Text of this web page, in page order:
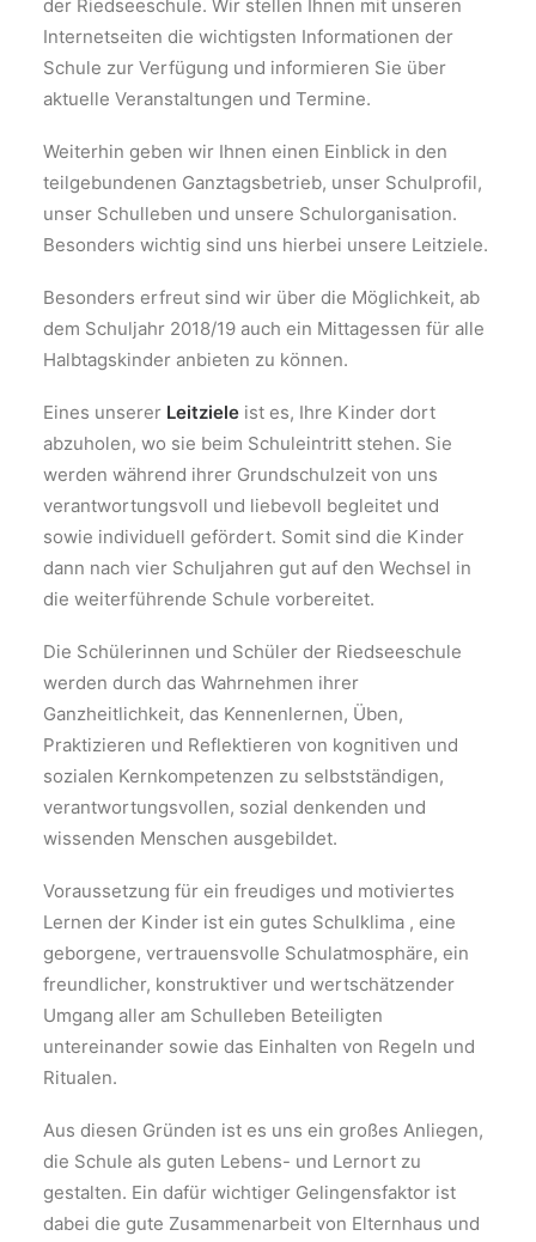
der Riedseeschule. Wir stellen Ihnen mit unseren
Internetseiten die wichtigsten Informationen der
Schule zur Verfügung und informieren Sie über
aktuelle Veranstaltungen und Termine.
Weiterhin geben wir Ihnen einen Einblick in den
teilgebundenen Ganztagsbetrieb, unser Schulprofil,
unser Schulleben und unsere Schulorganisation.
Besonders wichtig sind uns hierbei unsere Leitziele.
Besonders erfreut sind wir über die Möglichkeit, ab
dem Schuljahr 2018/19 auch ein Mittagessen für alle
Halbtagskinder anbieten zu können.
Eines unserer Leitziele ist es, Ihre Kinder dort
abzuholen, wo sie beim Schuleintritt stehen. Sie
werden während ihrer Grundschulzeit von uns
verantwortungsvoll und liebevoll begleitet und
sowie individuell gefördert. Somit sind die Kinder
dann nach vier Schuljahren gut auf den Wechsel in
die weiterführende Schule vorbereitet.
Die Schülerinnen und Schüler der Riedseeschule
werden durch das Wahrnehmen ihrer
Ganzheitlichkeit, das Kennenlernen, Üben,
Praktizieren und Reflektieren von kognitiven und
sozialen Kernkompetenzen zu selbstständigen,
verantwortungsvollen, sozial denkenden und
wissenden Menschen ausgebildet.
Voraussetzung für ein freudiges und motiviertes
Lernen der Kinder ist ein gutes Schulklima , eine
geborgene, vertrauensvolle Schulatmosphäre, ein
freundlicher, konstruktiver und wertschätzender
Umgang aller am Schulleben Beteiligten
untereinander sowie das Einhalten von Regeln und
Ritualen.
Aus diesen Gründen ist es uns ein großes Anliegen,
die Schule als guten Lebens- und Lernort zu
gestalten. Ein dafür wichtiger Gelingensfaktor ist
dabei die gute Zusammenarbeit von Elternhaus und